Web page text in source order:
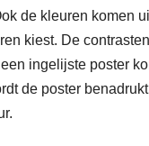
de kleuren komen
kiest. De
ingelijste poster
de poster